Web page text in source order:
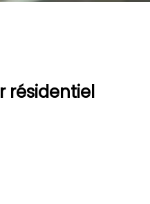
résidentiel